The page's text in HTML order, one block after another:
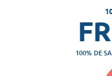
100% DE